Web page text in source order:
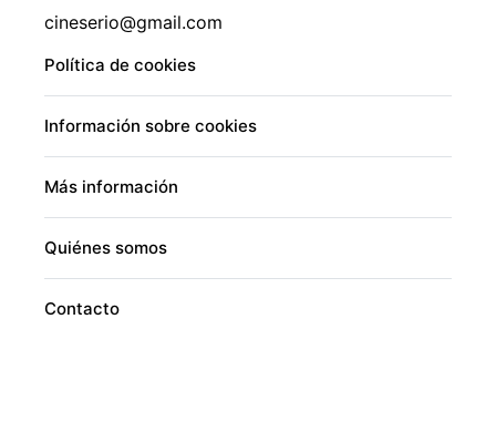
cineserio@gmail.com
Política de cookies
Información sobre cookies
Más información
Quiénes somos
Contacto